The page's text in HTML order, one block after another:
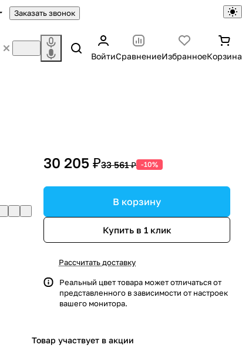
Заказать звонок
ВойтиСравнениеИзбранноеКорзина
30 205 ₽33 561 ₽ -10%
В корзину
Купить в 1 клик
Рассчитать доставку
Реальный цвет товара может отличаться от
представленного в зависимости от настроек
вашего монитора.
Товар участвует в акции